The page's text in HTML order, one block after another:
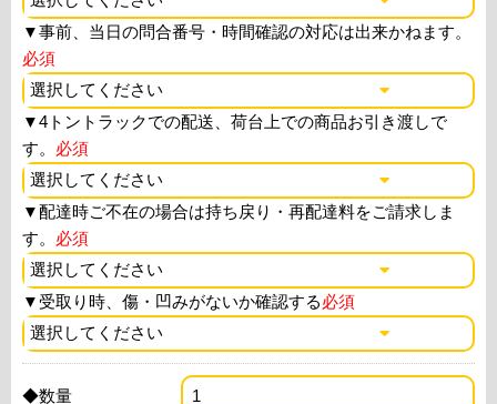
▼事前、当日の問合番号・時間確認の対応は出来かねます。
必須
▼4トントラックでの配送、荷台上での商品お引き渡しで
す。 必須
▼配達時ご不在の場合は持ち戻り・再配達料をご請求しま
す。 必須
▼ 受取り時、傷・凹みがないか確認する必須
◆数量